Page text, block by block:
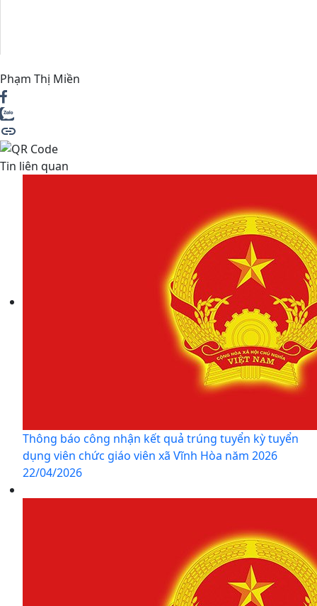
Phạm Thị Miền
Tin liên quan
Thông báo công nhận kết quả trúng tuyển kỳ tuyển
dụng viên chức giáo viên xã Vĩnh Hòa năm 2026
22/04/2026